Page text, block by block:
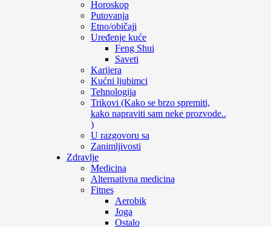
Horoskop
Putovanja
Etno/običaji
Uređenje kuće
Feng Shui
Saveti
Karijera
Kućni ljubimci
Tehnologija
Trikovi (Kako se brzo spremiti,
kako napraviti sam neke prozvode..
)
U razgovoru sa
Zanimljivosti
Zdravlje
Medicina
Alternativna medicina
Fitnes
Aerobik
Joga
Ostalo